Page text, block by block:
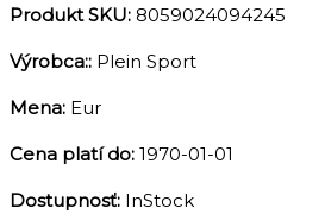
Produkt SKU: 8059024094245
Výrobca:: Plein Sport
Mena: Eur
Cena platí do: 1970-01-01
Dostupnosť: InStock